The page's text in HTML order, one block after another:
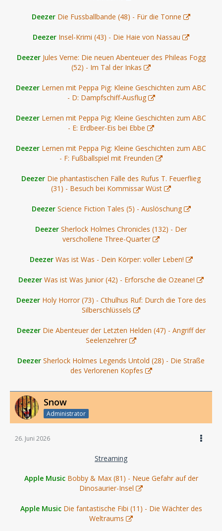
Deezer Die Fussballbande (48) - Für die Tonne
Deezer Insel-Krimi (43) - Die Haie von Nassau
Deezer Jules Verne: Die neuen Abenteuer des Phileas Fogg
(52) - Im Tal der Inkas
Deezer Lernen mit Peppa Pig: Kleine Geschichten zum ABC
- D: Dampfschiff-Ausflug
Deezer Lernen mit Peppa Pig: Kleine Geschichten zum ABC
- E: Erdbeer-Eis bei Ebbe
Deezer Lernen mit Peppa Pig: Kleine Geschichten zum ABC
- F: Fußballspiel mit Freunden
Deezer Die phantastischen Fälle des Rufus T. Feuerflieg
(31) - Besuch bei Kommissar Wüst
Deezer Science Fiction Tales (5) - Auslöschung
Deezer Sherlock Holmes Chronicles (132) - Der
verschollene Three-Quarter
Deezer Was ist Was - Dein Körper: voller Leben!
Deezer Was ist Was Junior (42) - Erforsche die Ozeane!
Deezer Holy Horror (73) - Cthulhus Ruf: Durch die Tore des
Silberschlüssels
Deezer Die Abenteuer der Letzten Helden (47) - Angriff der
Seelenzehrer
Deezer Sherlock Holmes Legends Untold (28) - Die Straße
des Verlorenen Kopfes
Snow
Administrator
26. Juni 2026
Streaming
Apple Music Bobby & Max (81) - Neue Gefahr auf der
Dinosaurier-Insel
Apple Music Die fantastische Fibi (11) - Die Wächter des
Weltraums